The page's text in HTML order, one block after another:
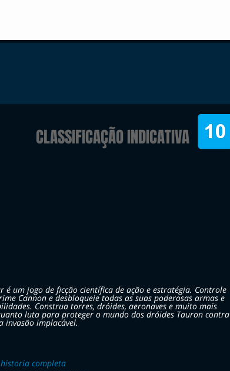
CLASSIFICAÇÃO INDICATIVA
é um jogo de ficção científica de ação e estratégia. Controle
Cannon e desbloqueie todas as suas poderosas armas e
Construa torres, dróides, aeronaves e muito mais
luta para proteger o mundo dos dróides Tauron contra
invasão implacável.
completa